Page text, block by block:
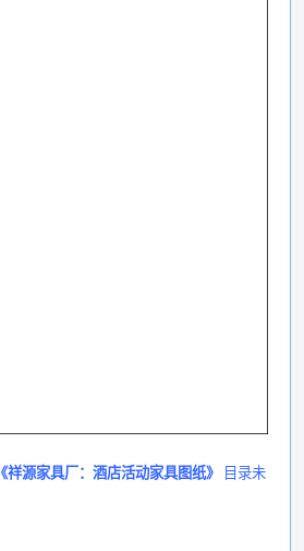
《祥源家具厂：酒店活动家具图纸》
目录未